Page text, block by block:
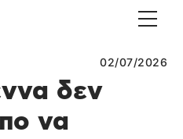
02/07/2026
δεν
να